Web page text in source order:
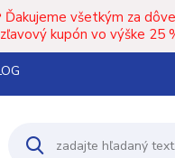
Ďakujeme všetkým za
kupón vo výške